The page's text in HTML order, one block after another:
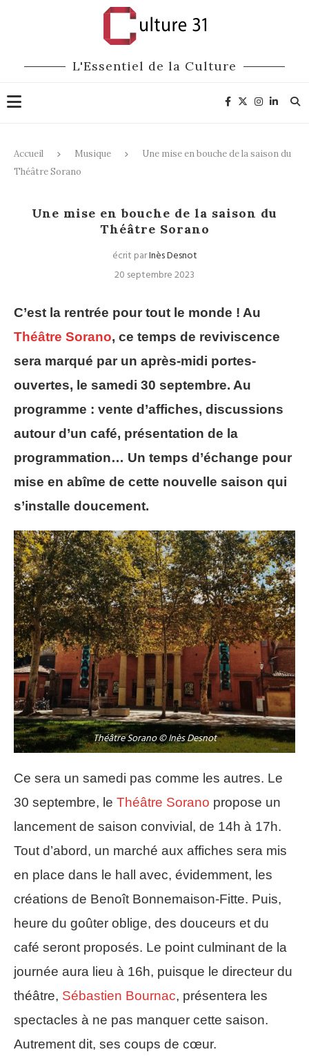
L'Essentiel de la Culture
Accueil Musique
Une mise en bouche de la saison du
Théâtre Sorano
Une mise en bouche de la saison du
Théâtre Sorano
écrit parInès Desnot
20 septembre 2023
C’est la rentrée pour tout le monde ! Au
Théâtre Sorano, ce temps de reviviscence
sera marqué par un après-midi portes-
ouvertes, le samedi 30 septembre. Au
programme : vente d’affiches, discussions
autour d’un café, présentation de la
programmation… Un temps d’échange pour
mise en abîme de cette nouvelle saison qui
s’installe doucement.
Théâtre Sorano © Inès Desnot
Ce sera un samedi pas comme les autres. Le
30 septembre, le Théâtre Sorano propose un
lancement de saison convivial, de 14h à 17h.
Tout d’abord, un marché aux affiches sera mis
en place dans le hall avec, évidemment, les
créations de Benoît Bonnemaison-Fitte. Puis,
heure du goûter oblige, des douceurs et du
café seront proposés. Le point culminant de la
journée aura lieu à 16h, puisque le directeur du
théâtre, Sébastien Bournac, présentera les
spectacles à ne pas manquer cette saison.
Autrement dit, ses coups de cœur.